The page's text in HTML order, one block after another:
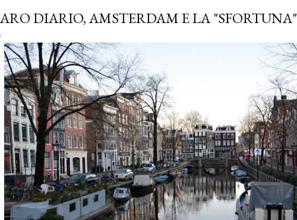
DIARIO, AMSTERDAM E LA "SFORTUNA"